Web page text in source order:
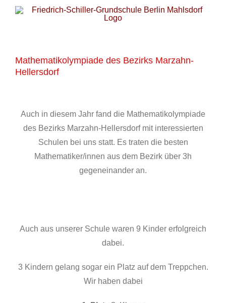
Zum
Mathematikolympiade des Bezirks Marzahn-
Hellersdorf
grösseres
Bild
Auch in diesem Jahr fand die Mathematikolympiade
des Bezirks Marzahn-Hellersdorf mit interessierten
Schulen bei uns statt. Es traten die besten
Mathematiker/innen aus dem Bezirk über 3h
gegeneinander an.
Auch aus unserer Schule waren 9 Kinder erfolgreich
dabei.
3 Kindern gelang sogar ein Platz auf dem Treppchen.
Wir haben dabei